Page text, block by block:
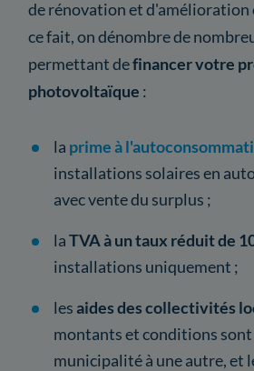
de rénovation et d'amélioration
ce fait, on dénombre de
permettant definancer votre
photovoltaïque :
la prime à
installations solaires en
avec vente du surplus ;
laTVA à un taux réduit de
installations uniquement ;
lesaides des collectivités
montants et conditions
municipalité à une autre, et